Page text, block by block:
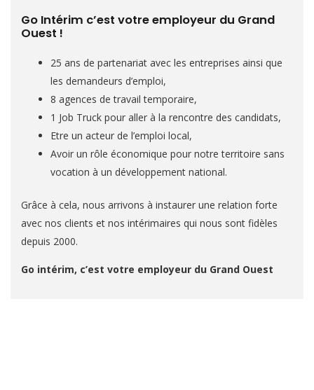
d
Go Intérim c’est votre employeur du Grand
Ouest !
25 ans de partenariat avec les entreprises ainsi que
les demandeurs d’emploi,
8 agences de travail temporaire,
1 Job Truck pour aller à la rencontre des candidats,
Etre un acteur de l’emploi local,
Avoir un rôle économique pour notre territoire sans
vocation à un développement national.
Grâce à cela, nous arrivons à instaurer une relation forte
avec nos clients et nos intérimaires qui nous sont fidèles
depuis 2000.
Go intérim, c’est votre employeur du Grand Ouest